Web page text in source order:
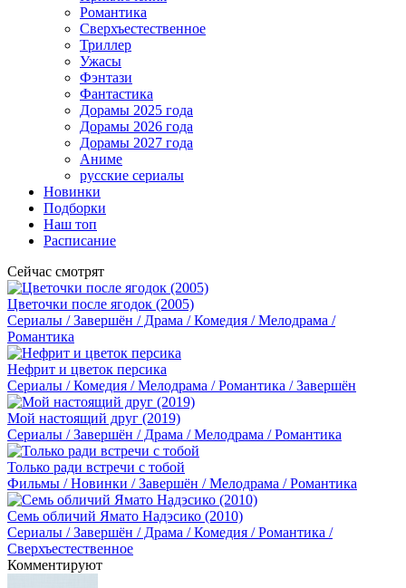
Романтика
Сверхъестественное
Триллер
Ужасы
Фэнтази
Фантастика
Дорамы 2025 года
Дорамы 2026 года
Дорамы 2027 года
Аниме
русские сериалы
Новинки
Подборки
Наш топ
Расписание
Сейчас смотрят
Цветочки после ягодок (2005)
Сериалы / Завершён / Драма / Комедия / Мелодрама /
Романтика
Нефрит и цветок персика
Сериалы / Комедия / Мелодрама / Романтика / Завершён
Мой настоящий друг (2019)
Сериалы / Завершён / Драма / Мелодрама / Романтика
Только ради встречи с тобой
Фильмы / Новинки / Завершён / Мелодрама / Романтика
Семь обличий Ямато Надэсико (2010)
Сериалы / Завершён / Драма / Комедия / Романтика /
Сверхъестественное
Комментируют